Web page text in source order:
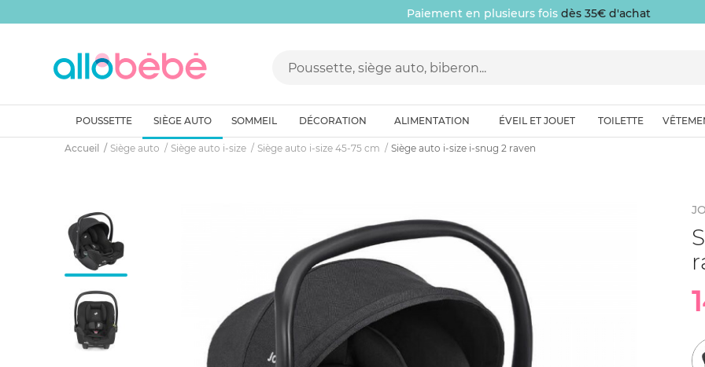
Paiement en plusieurs fois dès 35€ d'achat
POUSSETTE SIÈGE AUTO SOMMEIL DÉCORATION ALIMENTATION ÉVEIL ET JOUET TOILETTE
Accueil Siège auto Siège auto i-size Siège auto i-size 45-75 cm Siège auto i-size i-snug 2 raven